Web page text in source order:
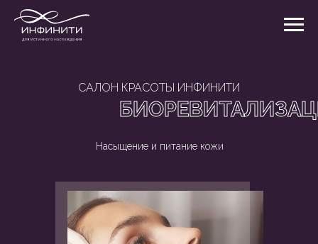
САЛОН КРАСОТЫ ИНФИНИТИ
Насыщение и питание кожи